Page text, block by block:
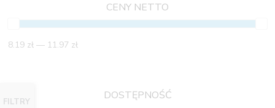
FILTRY
CENY NETTO
8.19 zł — 11.97 zł
DOSTĘPNOŚĆ